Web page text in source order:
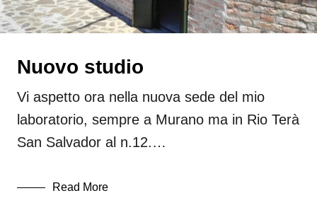
Nuovo studio
Vi aspetto ora nella nuova sede del mio
laboratorio, sempre a Murano ma in Rio Terà
San Salvador al n.12.…
Read More